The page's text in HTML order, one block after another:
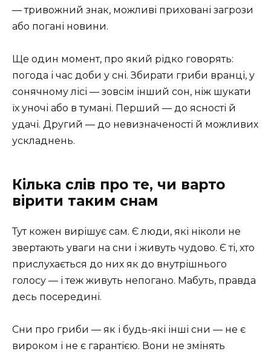
— тривожний знак, можливі приховані загрози
або погані новини.
Ще один момент, про який рідко говорять:
погода і час доби у сні. Збирати гриби вранці, у
сонячному лісі — зовсім інший сон, ніж шукати
їх уночі або в тумані. Перший — до ясності й
удачі. Другий — до невизначеності й можливих
ускладнень.
Кілька слів про те, чи варто
вірити таким снам
Тут кожен вирішує сам. Є люди, які ніколи не
звертають уваги на сни і живуть чудово. Є ті, хто
прислухається до них як до внутрішнього
голосу — і теж живуть непогано. Мабуть, правда
десь посередині.
Сни про гриби — як і будь-які інші сни — не є
вироком і не є гарантією. Вони не змінять